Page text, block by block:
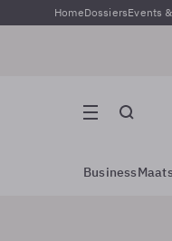
HomeDossiersEvents
Business